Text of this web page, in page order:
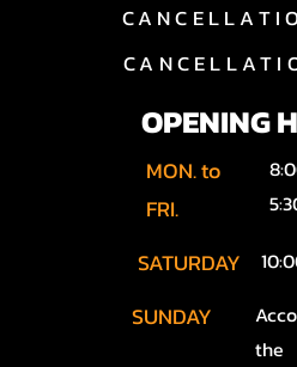
Netzwerk an spezialisierten
schnell und unkompliziert
den notwendigen
OPENING
MON. to
FRI.
SATURDAY
SUNDAY
the